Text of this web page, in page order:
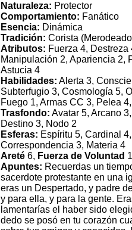
Naturaleza: Protector
Comportamiento: Fanático
Esencia: Dinámica
Tradición: Corista
Atributos: Fuerza 4,
Manipulación 2, Apariencia 2,
Astucia 4
Habilidades: Alerta 3,
Subterfugio 3, Cosmología 5,
Fuego 1, Armas CC 3, Pelea
Trasfondo: Avatar 5, Arcano
Destino 3, Nodo 2
Esferas: Espíritu 5, Cardinal
Correspondencia 3, Materia 4
Areté 6, Fuerza de Voluntad
Apuntes: Recuerdas un
sacerdote protestante en una
eras un Despertado, y padre
y para ella, y para la gente.
lamentarías el haber sido
dedo se posó en tu corazón